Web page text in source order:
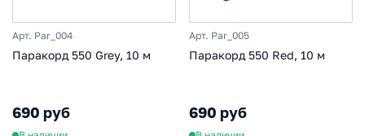
Арт. Par_004
Паракорд 550 Grey, 10 м
690 руб
Арт. Par_005
Паракорд 550 Red, 10 м
690 руб